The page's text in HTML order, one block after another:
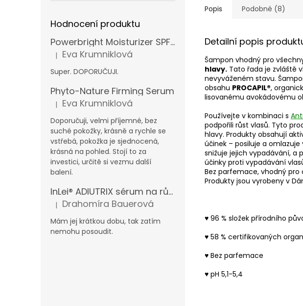
Hodnocení produktu
Powerbright Moisturizer SPF 50
Hodnocení produktu je 5 z 5 hvězdiček.
| Eva Krumniklová
Super. DOPORUČUJI.
Phyto-Nature Firming Serum
Hodnocení produktu je 5 z 5 hvězdiček.
| Eva Krumniklová
Doporučuji, velmi příjemné, bez
suché pokožky, krásně a rychle se
vstřebá, pokožka je sjednocená,
krásná na pohled. Stojí to za
investici, určitě si vezmu další
balení.
InLei® ADIUTRIX sérum na růst řas a obočí
Hodnocení produktu je 5 z 5 hvězdiček.
| Drahomíra Bauerová
Mám jej krátkou dobu, tak zatím
nemohu posoudit.
Popis Podobné (8)
Detailní popis
Šampon vhodný pro
hlavy. Tato řada je zvláště
nevyváženém stavu.
obsahu PROCAPIL®,
lisovanému avokádovému
Používejte v kombinaci s
podpořili růst vlasů. Tyto
hlavy. Produkty obsahují
účinek – posiluje a
snižuje jejich vypadávání, a
účinky proti vypadávání
Bez parfemace, vhodný pro
Produkty jsou vyrobeny v
♥ 96 % složek přírodního
♥ 58 % certifikovaných
♥ Bez parfemace
♥ pH 5,1-5,4